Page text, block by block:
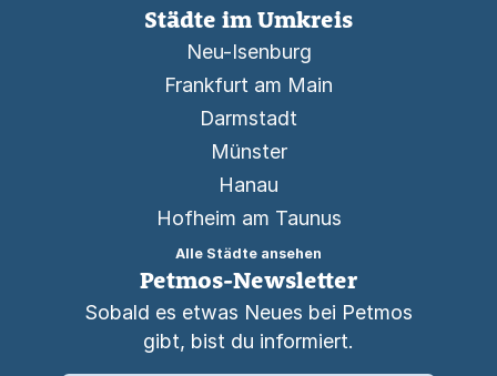
Städte im Umkreis
Neu-Isenburg
Frankfurt am Main
Darmstadt
Münster
Hanau
Hofheim am Taunus
Alle Städte ansehen
Petmos-Newsletter
Sobald es etwas Neues bei Petmos
gibt, bist du informiert.